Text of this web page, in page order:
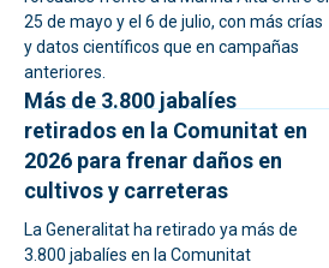
25 de mayo y el 6 de julio, con más crías
y datos científicos que en campañas
anteriores.
Más de 3.800 jabalíes
retirados en la Comunitat en
2026 para frenar daños en
cultivos y carreteras
La Generalitat ha retirado ya más de
3.800 jabalíes en la Comunitat